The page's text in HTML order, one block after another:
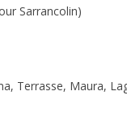
Sarrancolin)
Terrasse, Maura,